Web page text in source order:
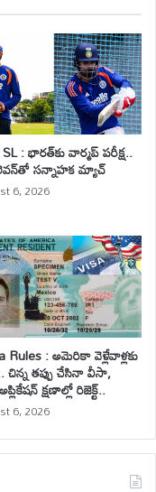
: భారత్‌కు వార్మప్ పరీక్ష..
సన్నాహక మ్యాచ్
6, 2026
Rules : అమెరికా వెళ్లేవాళ్లకు
చిన్న తప్పు చేసినా వీసా,
క్షణాల్లో రిజెక్ట్..
6, 2026